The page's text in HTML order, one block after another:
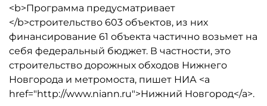
<b>Программа предусматривает
</b>строительство 603 объектов, из них
финансирование 61 объекта частично возьмет на
себя федеральный бюджет. В частности, это
строительство дорожных обходов Нижнего
Новгорода и метромоста, пишет НИА <a
href="http://www.niann.ru">Нижний Новгород</a>.